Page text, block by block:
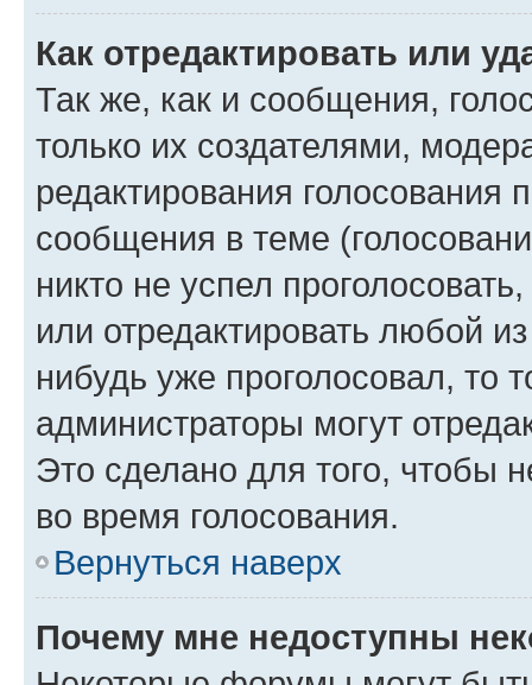
Как отредактировать или
Так же, как и сообщения,
только их создателями,
редактирования голосования
сообщения в теме
никто не успел
или отредактировать любой
нибудь уже проголосовал, то
администраторы могут
Это сделано для того, чтобы
во время голосования.
Вернуться наверх
Почему мне недоступны